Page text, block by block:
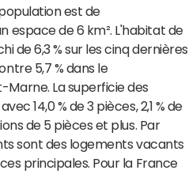
est de
espace de 6 km². L'habitat de
de 6,3 % sur les cinq dernières
5,7 % dans le
La superficie des
14,0 % de 3 pièces, 2,1 % de
de 5 pièces et plus. Par
sont des logements vacants
principales. Pour la France